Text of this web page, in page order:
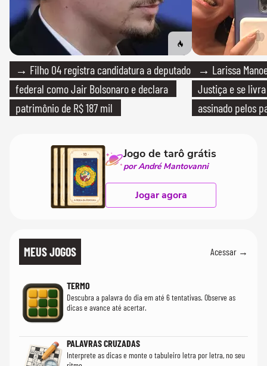
→ Filho 04 registra candidatura a deputado
federal como Jair Bolsonaro e declara
patrimônio de R$ 187 mil
→ Larissa
Justiça e se
assinado pelos
Jogo de tarô grátis
por André Mantovanni
Jogar agora
MEUS JOGOS Acessar →
TERMO
Descubra a palavra do dia em até 6 tentativas. Observe as
dicas e avance até acertar.
PALAVRAS CRUZADAS
Interprete as dicas e monte o tabuleiro letra por letra, no seu